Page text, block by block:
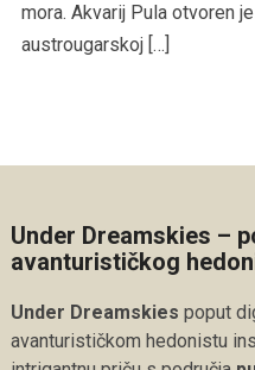
mora. Akvarij Pula otvoren
austrougarskoj […]
Under Dreamskies –
avanturističkog
Under Dreamskies poput
avanturističkom hedonistu